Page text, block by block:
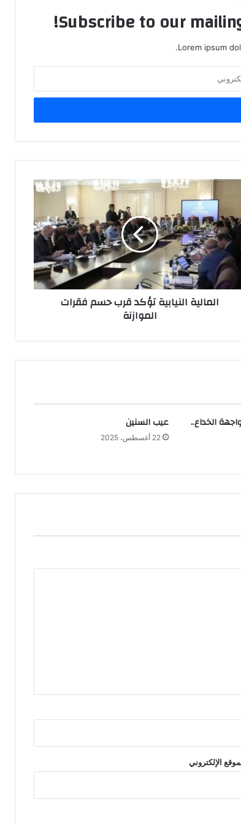
Subscribe to our
Lorem ipsum
فقرات
الموازنة
المالية النيابية تؤكد قرب حسم فقرات
الموازنة
الخداع.. عيب السنين
22 أغسطس، 2025
الإلكتروني